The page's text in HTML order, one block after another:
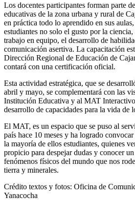
Los docentes participantes forman parte
educativas de la zona urbana y rural de
en práctica todo lo aprendido en sus
estudiantes no solo el gusto por la
trabajo en equipo, el desarrollo de
comunicación asertiva. La capacitación
Dirección Regional de Educación de
contará con una certificación oficial.
Esta actividad estratégica, que se
abril y mayo, se complementará con las
Institución Educativa y al MAT
desarrollo de capacidades para la vida de
El MAT, es un espacio que se puso al
país hace 10 meses y ha logrado
la mayoría de ellos estudiantes, quienes
propicio para despejar dudas y conocer
fenómenos físicos del mundo que nos
tierra y minerales.
Crédito textos y fotos: Oficina de
Yanacocha